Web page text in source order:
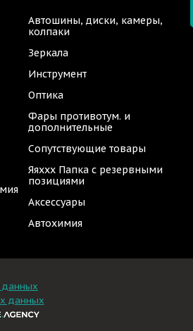
Автошины, диски, камеры,
колпаки
Зеркала
Инструмент
Оптика
Фары противотум. и
дополнительные
Сопутствующие товары
Яяххх Папка с резервными
позициями
Аксессуары
Автохимия
данных
данных